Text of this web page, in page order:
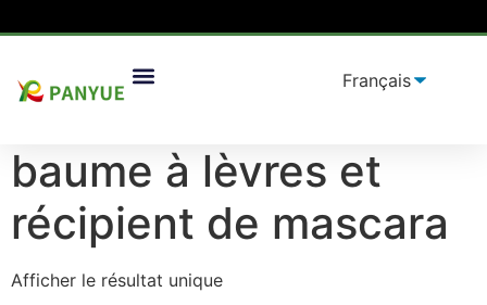
Maison/produit/ Produits identifiés "baume à lèvres et
baume à lèvres et
récipient de mascara
Afficher le résultat unique